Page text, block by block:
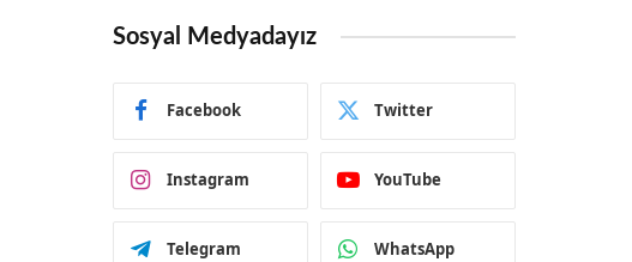
Sosyal Medyadayız
Facebook Twitter
Instagram YouTube
Telegram WhatsApp